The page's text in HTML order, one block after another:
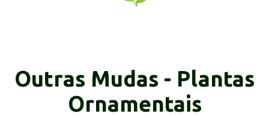
Outras Mudas - Plantas
Ornamentais